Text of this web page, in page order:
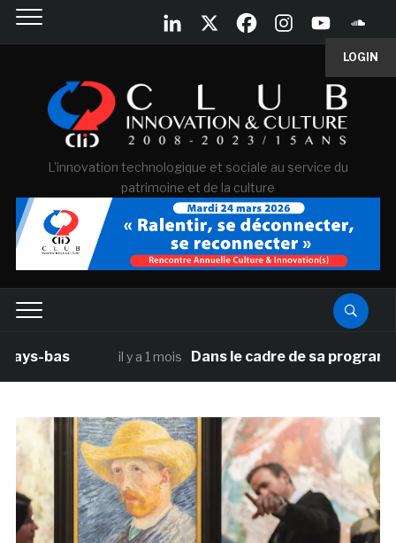
LOGIN
L'innovation technologique et sociale au service du
patrimoine et de la culture
il y a 1 mois Dans le cadre de sa programmation